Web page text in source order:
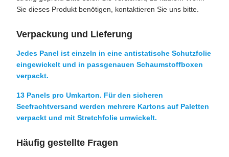
Sie dieses Produkt benötigen, kontaktieren Sie uns bitte.
Verpackung und Lieferung
Jedes Panel ist einzeln in eine antistatische Schutzfolie
eingewickelt und in passgenauen Schaumstoffboxen
verpackt.
13 Panels pro Umkarton. Für den sicheren
Seefrachtversand werden mehrere Kartons auf Paletten
verpackt und mit Stretchfolie umwickelt.
Häufig gestellte Fragen